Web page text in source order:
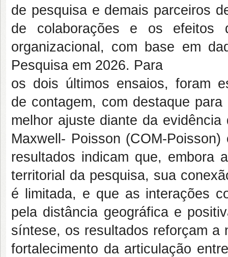
de pesquisa e demais parceiros
de colaborações e os efeitos
organizacional, com base em
Pesquisa em 2026. Para
os dois últimos ensaios, foram
de contagem, com destaque
melhor ajuste diante da
Maxwell- Poisson (COM-
resultados indicam que, embora
territorial da pesquisa, sua
é limitada, e que as interações
pela distância geográfica e
síntese, os resultados reforçam a
fortalecimento da articulação